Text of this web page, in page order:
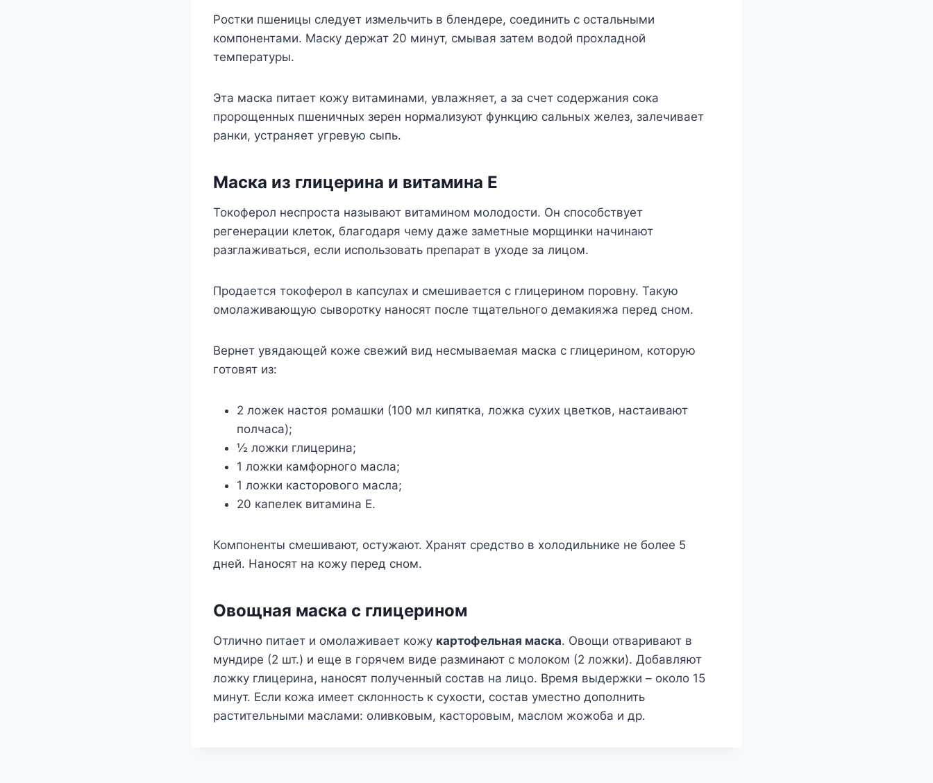
Ростки пшеницы следует измельчить в блендере, соединить с остальными
компонентами. Маску держат 20 минут, смывая затем водой прохладной
температуры.
Эта маска питает кожу витаминами, увлажняет, а за счет содержания сока
пророщенных пшеничных зерен нормализуют функцию сальных желез, залечивает
ранки, устраняет угревую сыпь.
Маска из глицерина и витамина Е
Токоферол неспроста называют витамином молодости. Он способствует
регенерации клеток, благодаря чему даже заметные морщинки начинают
разглаживаться, если использовать препарат в уходе за лицом.
Продается токоферол в капсулах и смешивается с глицерином поровну. Такую
омолаживающую сыворотку наносят после тщательного демакияжа перед сном.
Вернет увядающей коже свежий вид несмываемая маска с глицерином, которую
готовят из:
2 ложек настоя ромашки (100 мл кипятка, ложка сухих цветков, настаивают
полчаса);
½ ложки глицерина;
1 ложки камфорного масла;
1 ложки касторового масла;
20 капелек витамина Е.
Компоненты смешивают, остужают. Хранят средство в холодильнике не более 5
дней. Наносят на кожу перед сном.
Овощная маска с глицерином
Отлично питает и омолаживает кожу картофельная маска. Овощи отваривают в
мундире (2 шт.) и еще в горячем виде разминают с молоком (2 ложки). Добавляют
ложку глицерина, наносят полученный состав на лицо. Время выдержки – около 15
минут. Если кожа имеет склонность к сухости, состав уместно дополнить
растительными маслами: оливковым, касторовым, маслом жожоба и др.